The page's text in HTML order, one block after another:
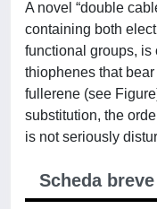
A novel “double
containing both
functional groups, is
thiophenes that
fullerene (see
substitution, the
is not seriously
Scheda breve